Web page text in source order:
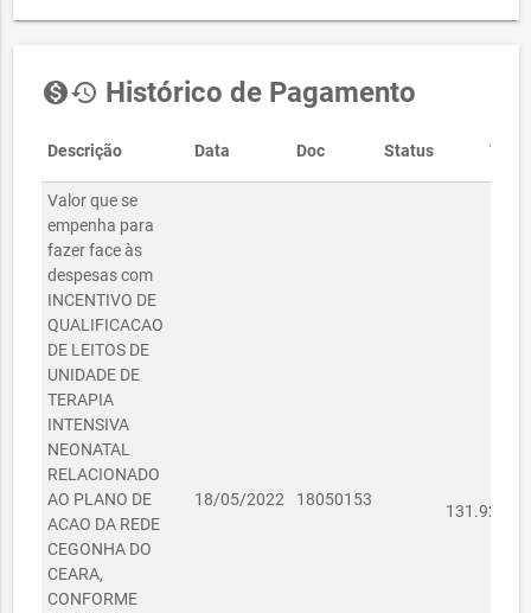
monetization_onhistory Histórico de Pagamento
Descrição Data Doc Status Valor
Valor que se
empenha para
fazer face às
despesas com
INCENTIVO DE
QUALIFICACAO
DE LEITOS DE
UNIDADE DE
TERAPIA
INTENSIVA
NEONATAL
RELACIONADO
AO PLANO DE
ACAO DA REDE
CEGONHA DO
CEARA,
CONFORME
18/05/2022 18050153
131.925,60